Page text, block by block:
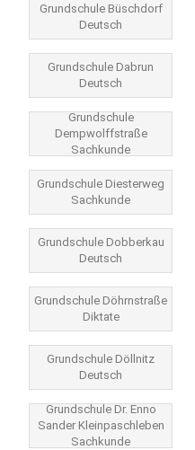
Grundschule Büschdorf
Deutsch
Grundschule Dabrun
Deutsch
Grundschule
Dempwolffstraße
Sachkunde
Grundschule Diesterweg
Sachkunde
Grundschule Dobberkau
Deutsch
Grundschule Döhrnstraße
Diktate
Grundschule Döllnitz
Deutsch
Grundschule Dr. Enno
Sander Kleinpaschleben
Sachkunde